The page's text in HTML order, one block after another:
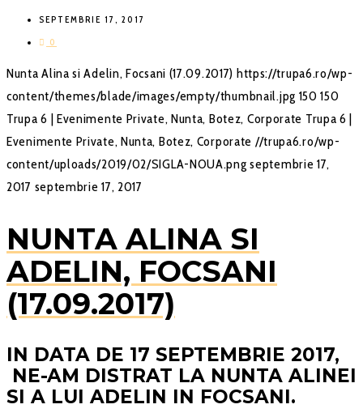
SEPTEMBRIE 17, 2017
0
Nunta Alina si Adelin, Focsani (17.09.2017) https://trupa6.ro/wp-
content/themes/blade/images/empty/thumbnail.jpg 150 150
Trupa 6 | Evenimente Private, Nunta, Botez, Corporate Trupa 6 |
Evenimente Private, Nunta, Botez, Corporate //trupa6.ro/wp-
content/uploads/2019/02/SIGLA-NOUA.png septembrie 17,
2017 septembrie 17, 2017
NUNTA ALINA SI
ADELIN, FOCSANI
(17.09.2017)
IN DATA DE 17 SEPTEMBRIE 2017,
NE-AM DISTRAT LA NUNTA ALINEI
SI A LUI ADELIN IN FOCSANI.